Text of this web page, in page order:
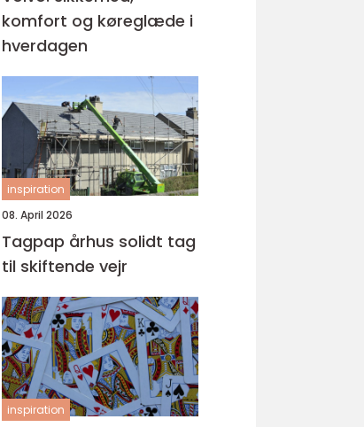
komfort og køreglæde i
hverdagen
inspiration
08. April 2026
Tagpap århus solidt tag
til skiftende vejr
inspiration